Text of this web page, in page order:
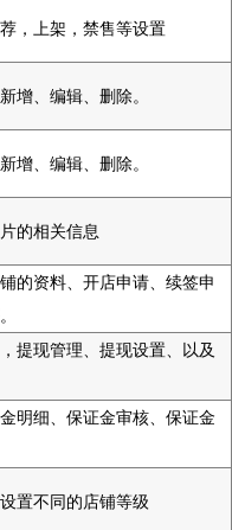
，上架，禁售等设置
增、编辑、删除。
增、编辑、删除。
的相关信息
的资料、开店申请、续签申
提现管理、提现设置、以及
明细、保证金审核、保证金
置不同的店铺等级